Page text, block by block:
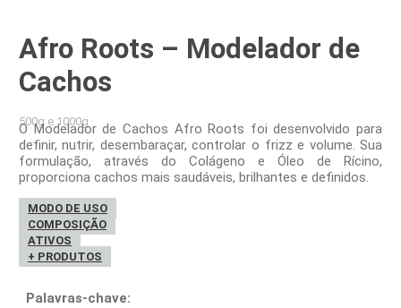
Afro Roots – Modelador de
Cachos
500g e 1000g
O Modelador de Cachos Afro Roots foi desenvolvido para
definir, nutrir, desembaraçar, controlar o frizz e volume. Sua
formulação, através do Colágeno e Óleo de Rícino,
proporciona cachos mais saudáveis, brilhantes e definidos.
MODO DE USO
COMPOSIÇÃO
ATIVOS
+ PRODUTOS
Palavras-chave: